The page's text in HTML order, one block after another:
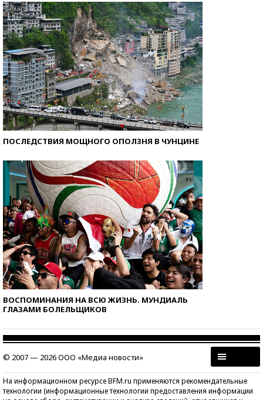
ПОСЛЕДСТВИЯ МОЩНОГО ОПОЛЗНЯ В ЧУНЦИНЕ
ВОСПОМИНАНИЯ НА ВСЮ ЖИЗНЬ. МУНДИАЛЬ
ГЛАЗАМИ БОЛЕЛЬЩИКОВ
© 2007 — 2026 ООО «Медиа новости»
На информационном ресурсе BFM.ru применяются рекомендательные
технологии (информационные технологии предоставления информации